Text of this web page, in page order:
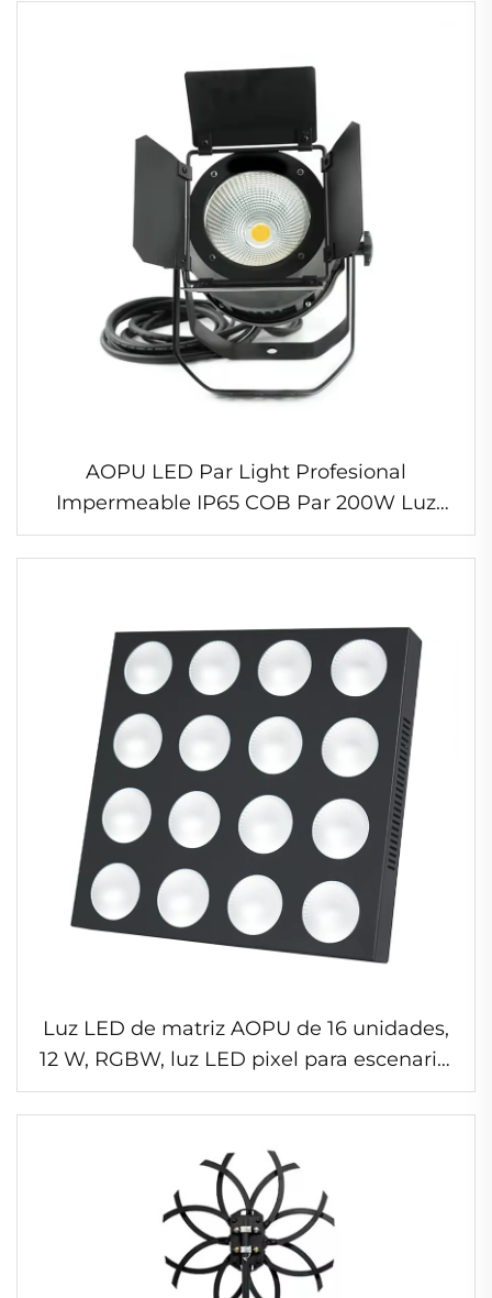
AOPU LED Par Light Profesional
Impermeable IP65 COB Par 200W Luz
Exterior con Efecto Estroboscópico para
Conciertos y Zonas Turísticas
Luz LED de matriz AOPU de 16 unidades,
12 W, RGBW, luz LED pixel para escenario,
para concierto, DJ, discoteca y club
nocturno